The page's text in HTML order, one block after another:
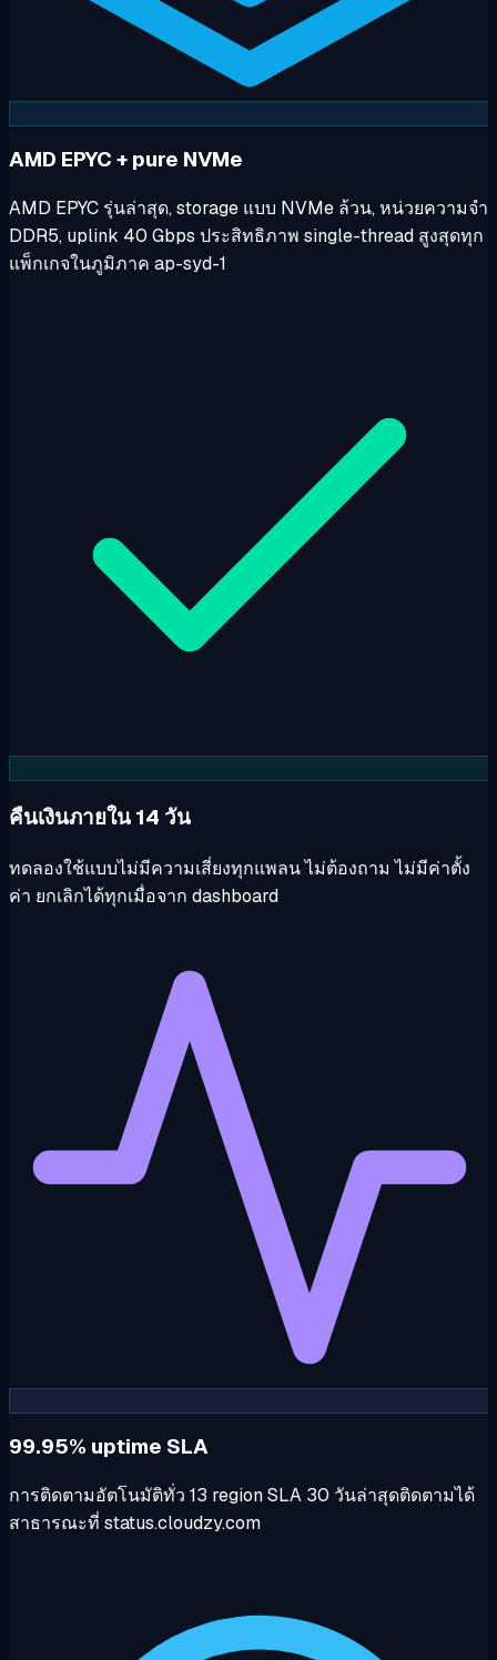
AMD EPYC + pure NVMe
AMD EPYC รุ่นล่าสุด, storage แบบ NVMe ล้วน, หน่วยความจำ
DDR5, uplink 40 Gbps ประสิทธิภาพ single-thread สูงสุดทุก
แพ็กเกจในภูมิภาค ap-syd-1
คืนเงินภายใน 14 วัน
ทดลองใช้แบบไม่มีความเสี่ยงทุกแพลน ไม่ต้องถาม ไม่มีค่าตั้ง
ค่า ยกเลิกได้ทุกเมื่อจาก dashboard
99.95% uptime SLA
การติดตามอัตโนมัติทั่ว 13 region SLA 30 วันล่าสุดติดตามได้
สาธารณะที่ status.cloudzy.com